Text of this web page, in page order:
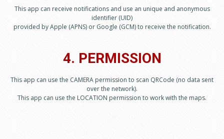
This app can receive notifications and use an unique and anonymous
identifier (UID)
provided by Apple (APNS) or Google (GCM) to receive the notification.
4. PERMISSION
This app can use the CAMERA permission to scan QRCode (no data sent
over the network).
This app can use the LOCATION permission to work with the maps.